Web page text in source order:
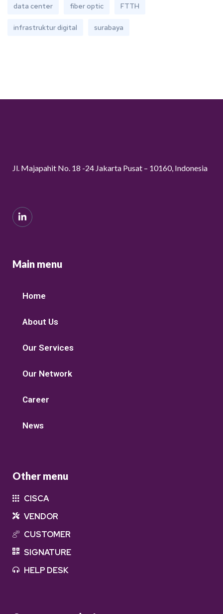
data center fiber optic FTTH
infrastruktur digital surabaya
Jl. Majapahit No. 18 -24 Jakarta Pusat – 10160, Indonesia
Main menu
Home
About Us
Our Services
Our Network
Career
News
Other menu
CISCA
VENDOR
CUSTOMER
SIGNATURE
HELP DESK